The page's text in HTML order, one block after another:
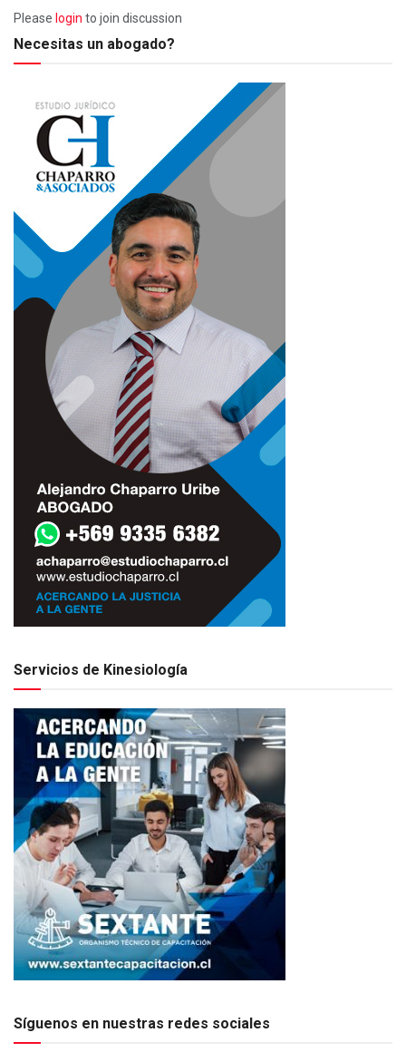
Please login to join discussion
Necesitas un abogado?
Servicios de Kinesiología
Síguenos en nuestras redes sociales